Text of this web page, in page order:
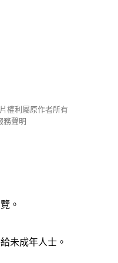
權利屬原作者所有
務聲明
。
未成年人士。